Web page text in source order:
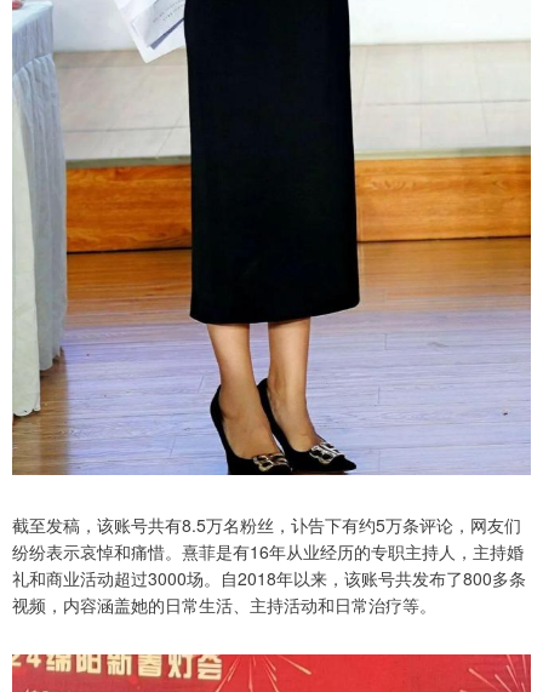
截至发稿，该账号共有8.5万名粉丝，讣告下有约5万条评论，网友们
纷纷表示哀悼和痛惜。熹菲是有16年从业经历的专职主持人，主持婚
礼和商业活动超过3000场。自2018年以来，该账号共发布了800多条
视频，内容涵盖她的日常生活、主持活动和日常治疗等。